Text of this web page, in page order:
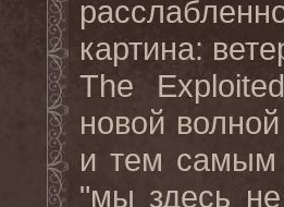
картина:
The
новой
и тем самым
"мы здесь